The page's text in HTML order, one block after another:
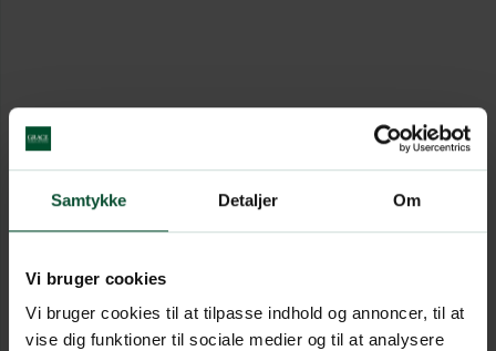
Samtykke Detaljer Om
Vi bruger cookies
Vi bruger cookies til at tilpasse indhold og annoncer, til at
vise dig funktioner til sociale medier og til at analysere